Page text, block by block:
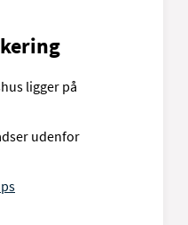
ligger på
udenfor